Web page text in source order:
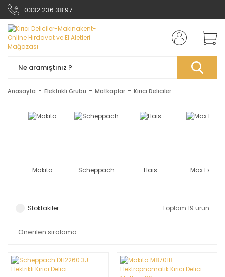
0332 236 38 97
Anasayfa Elektrikli Grubu Matkaplar Kırıcı Deliciler
Makita Scheppach Hais Max Extra
Stoktakiler Toplam 19 ürün